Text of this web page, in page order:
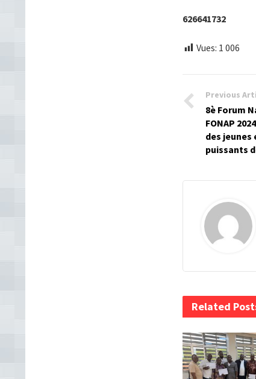
626641732
Vues: 1 006
Previous
8è Forum
FONAP
des jeunes
puissants
Related